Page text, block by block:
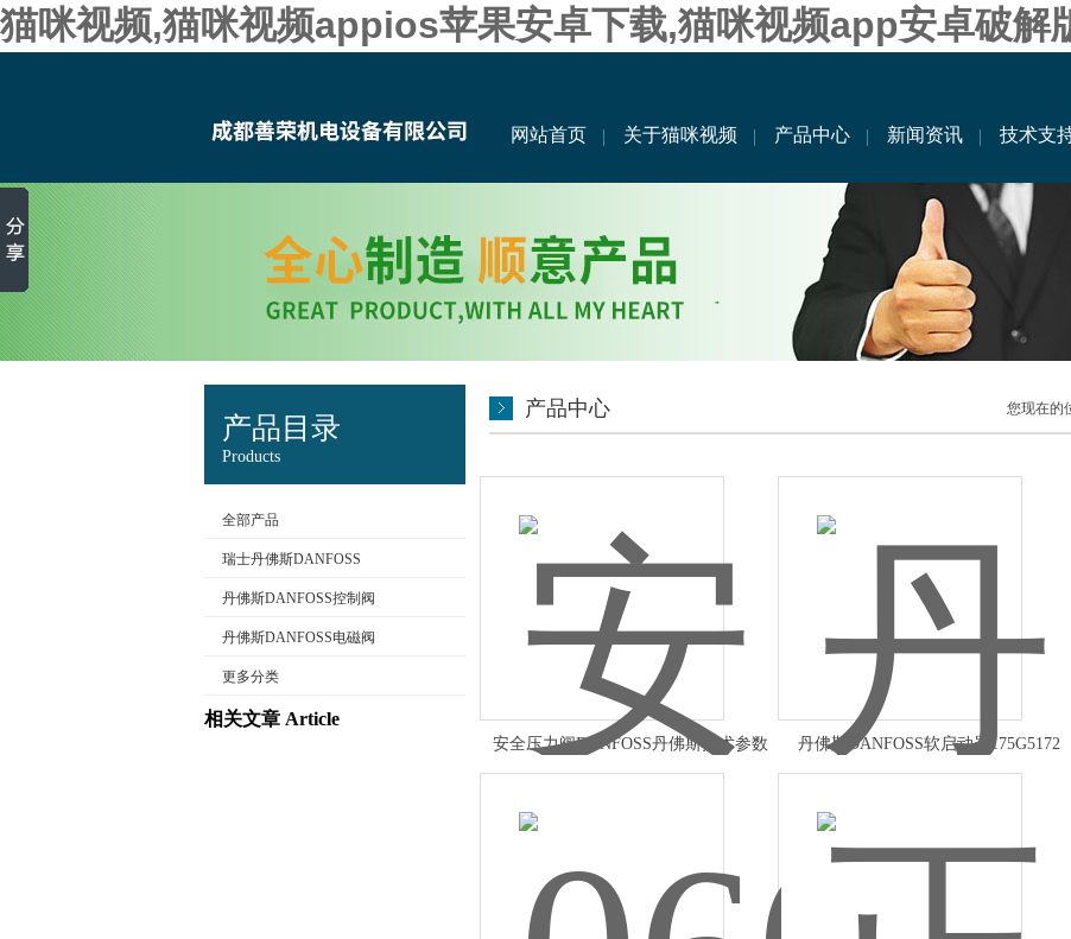
猫咪视频,猫咪视频appios苹果安卓下载,猫咪视频app安卓破解
网站首页 关于猫咪视频 产品中心 新闻资讯 技术支
产品目录
Products
全部产品
瑞士丹佛斯DANFOSS
丹佛斯DANFOSS控制阀
丹佛斯DANFOSS电磁阀
更多分类
相关文章 Article
产品中心 您现在的位
安全压力阀DANFOSS丹佛斯技术参数 丹佛斯DANFOSS软启动器175G5172